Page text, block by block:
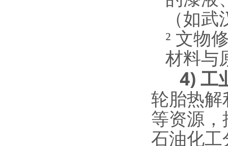
（如
² 文物
材料与
4) 工
轮胎热解
等资源
石油化工